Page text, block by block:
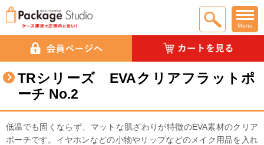
Menu
TRシリーズ EVAクリアフラットポ
ーチ No.2
低温でも固くならず、マットな肌ざわりが特徴のEVA素材のクリア
ポーチです。イヤホンなどの小物やリップなどのメイク用品を入れ